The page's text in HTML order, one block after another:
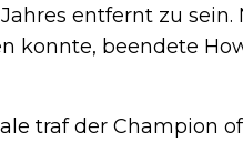
entfernt zu
konnte, beendete
traf der Champion